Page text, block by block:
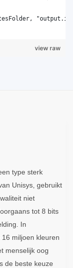
view raw
type sterk
Unisys, gebruikt
niet
tot 8 bits
In
miljoen kleuren
menselijk oog
de beste keuze